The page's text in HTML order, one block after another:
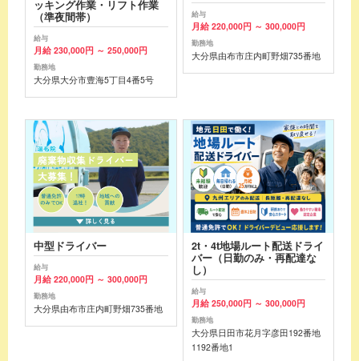
ッキング作業・リフト作業
（準夜間帯）
給与
月給 230,000円 ～ 250,000円
勤務地
大分県大分市豊海5丁目4番5号
給与
月給 220,000円 ～ 300,000円
勤務地
大分県由布市庄内町野畑735番地
中型ドライバー
給与
月給 220,000円 ～ 300,000円
勤務地
大分県由布市庄内町野畑735番地
2t・4t地場ルート配送ドライ
バー（日勤のみ・再配達な
し）
給与
月給 250,000円 ～ 300,000円
勤務地
大分県日田市花月字彦田192番地
1192番地1